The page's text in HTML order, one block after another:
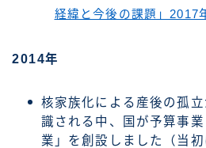
経緯と今後の課題」2017
2014年
核家族化による産後の孤
識される中、国が予算事
業」を創設しました（当初